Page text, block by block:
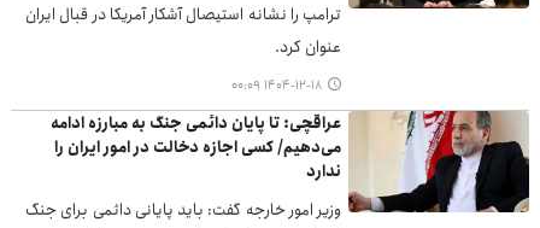
ترامپ را نشانه استیصال آشکار آمریکا در قبال ایران
عنوان کرد.
۱۴۰۴-۱۲-۱۸ ۰۰:۰۹
عراقچی: تا پایان دائمی جنگ به مبارزه ادامه
می‌دهیم/ کسی اجازه دخالت در امور ایران را
ندارد
وزیر امور خارجه گفت: باید پایانی دائمی برای جنگ